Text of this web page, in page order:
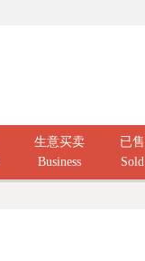
生意买卖
Business
已售
Sold